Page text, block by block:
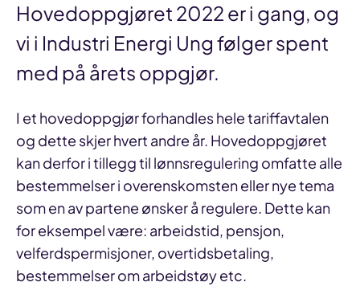
Hovedoppgjøret 2022 er i gang, og
vi i Industri Energi Ung følger spent
med på årets oppgjør.
I et hovedoppgjør forhandles hele tariffavtalen
og dette skjer hvert andre år. Hovedoppgjøret
kan derfor i tillegg til lønnsregulering omfatte alle
bestemmelser i overenskomsten eller nye tema
som en av partene ønsker å regulere. Dette kan
for eksempel være: arbeidstid, pensjon,
velferdspermisjoner, overtidsbetaling,
bestemmelser om arbeidstøy etc.